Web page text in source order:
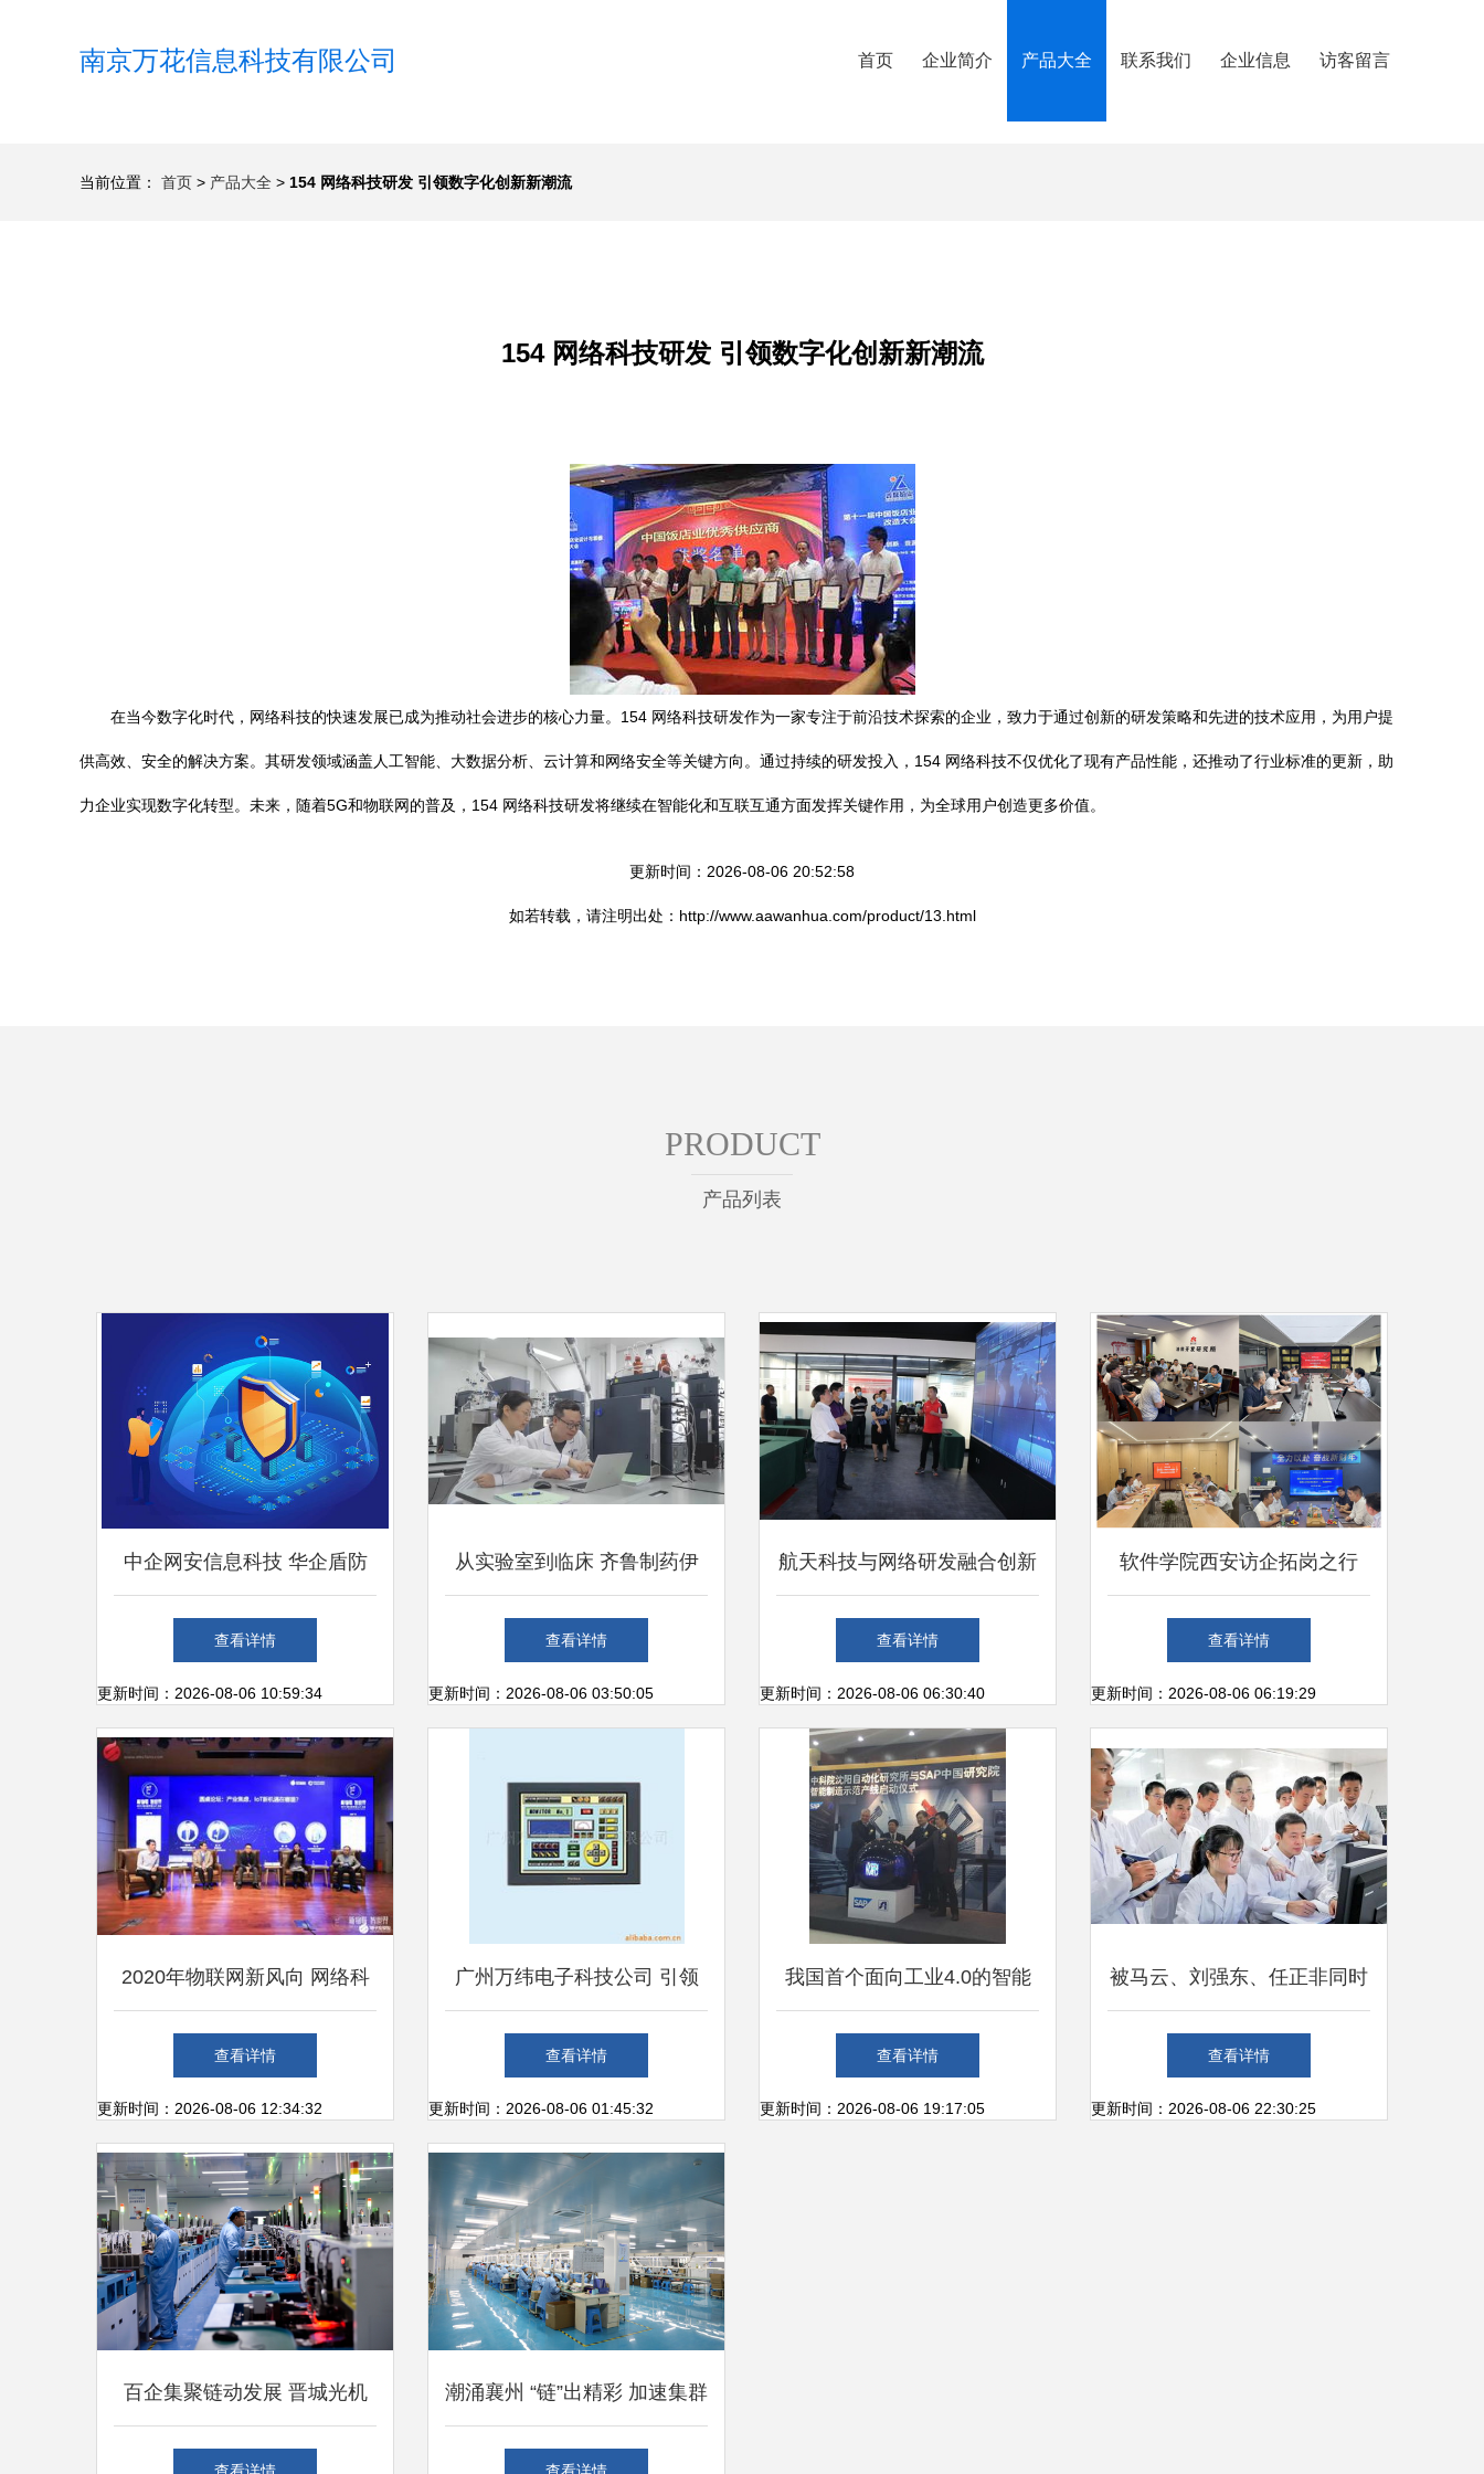
南京万花信息科技有限公司 首页 企业简介 产品大全 联系我们 企业信息 访客留言
当前位置： 首页 > 产品大全 > 154 网络科技研发 引领数字化创新新潮流
154 网络科技研发 引领数字化创新新潮流
在当今数字化时代，网络科技的快速发展已成为推动社会进步的核心力量。154 网络科技研发作为一家专注于前沿技术探索的企业，致力于通过创新的研发策略和先进的技术应用，为用户提
供高效、安全的解决方案。其研发领域涵盖人工智能、大数据分析、云计算和网络安全等关键方向。通过持续的研发投入，154 网络科技不仅优化了现有产品性能，还推动了行业标准的更新，助
力企业实现数字化转型。未来，随着5G和物联网的普及，154 网络科技研发将继续在智能化和互联互通方面发挥关键作用，为全球用户创造更多价值。
更新时间：2026-08-06 20:52:58
如若转载，请注明出处：http://www.aawanhua.com/product/13.html
PRODUCT
产品列表
中企网安信息科技 华企盾防
火墙智慧管理数字化系统概述
与网络科技研发前沿
查看详情
更新时间：2026-08-06 10:59:34
从实验室到临床 齐鲁制药伊
鲁阿克片获批背后的网络科技
研发力量
查看详情
更新时间：2026-08-06 03:50:05
航天科技与网络研发融合创新
航天代表团访问园区交流记
查看详情
更新时间：2026-08-06 06:30:40
软件学院西安访企拓岗之行
深化校企合作，共育网络科技
研发新篇章
查看详情
更新时间：2026-08-06 06:19:29
2020年物联网新风向 网络科
技研发趋势全景解析
查看详情
更新时间：2026-08-06 12:34:32
广州万纬电子科技公司 引领
网络科技研发的创新力量
查看详情
更新时间：2026-08-06 01:45:32
我国首个面向工业4.0的智能
工厂解决方案及示范生产线正
式亮相
查看详情
更新时间：2026-08-06 19:17:05
被马云、刘强东、任正非同时
看好的城市 杭州何以成为网
络科技研发新高地？
查看详情
更新时间：2026-08-06 22:30:25
百企集聚链动发展 晋城光机
电产业园的网络科技研发新图
潮涌襄州 “链”出精彩 加速集群
成链，做强电子信息产业